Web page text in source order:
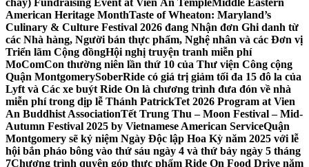
chay) Fundraising Event at Viên Ân TempleMiddle Eastern
American Heritage MonthTaste of Wheaton: Maryland’s
Culinary & Culture Festival 2026 đang Nhận đơn Ghi danh từ
các Nhà hàng, Người bán thực phẩm, Nghệ nhân và các Đơn vị
Triển lãm Cộng đồngHội nghị truyện tranh miễn phí
MoComCon thường niên lần thứ 10 của Thư viện Công cộng
Quận MontgomerySoberRide có giá trị giảm tối đa 15 đô la của
Lyft và Các xe buýt Ride On là chương trình đưa đón về nhà
miễn phí trong dịp lễ Thánh PatrickTet 2026 Program at Vien
An Buddhist AssociationTết Trung Thu – Moon Festival – Mid-
Autumn Festival 2025 by Vietnamese American ServiceQuận
Montgomery sẽ kỷ niệm Ngày Độc lập Hoa Kỳ năm 2025 với lễ
hội bắn pháo bông vào thứ sáu ngày 4 và thứ bảy ngày 5 tháng
7Chương trình quyên góp thực phẩm Ride On Food Drive năm